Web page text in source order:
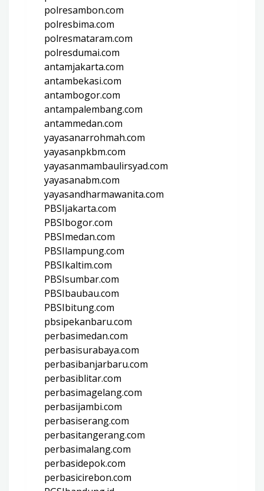
polresambon.com
polresbima.com
polresmataram.com
polresdumai.com
antamjakarta.com
antambekasi.com
antambogor.com
antampalembang.com
antammedan.com
yayasanarrohmah.com
yayasanpkbm.com
yayasanmambaulirsyad.com
yayasanabm.com
yayasandharmawanita.com
PBSIjakarta.com
PBSIbogor.com
PBSImedan.com
PBSIlampung.com
PBSIkaltim.com
PBSIsumbar.com
PBSIbaubau.com
PBSIbitung.com
pbsipekanbaru.com
perbasimedan.com
perbasisurabaya.com
perbasibanjarbaru.com
perbasiblitar.com
perbasimagelang.com
perbasijambi.com
perbasiserang.com
perbasitangerang.com
perbasimalang.com
perbasidepok.com
perbasicirebon.com